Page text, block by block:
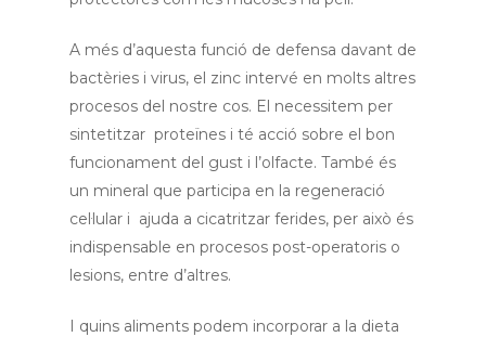
A més d’aquesta funció de defensa davant de
bactèries i virus, el zinc intervé en molts altres
procesos del nostre cos. El necessitem per
sintetitzar proteïnes i té acció sobre el bon
funcionament del gust i l’olfacte. També és
un mineral que participa en la regeneració
cel·lular i ajuda a cicatritzar ferides, per això és
indispensable en procesos post-operatoris o
lesions, entre d’altres.
I quins aliments podem incorporar a la dieta